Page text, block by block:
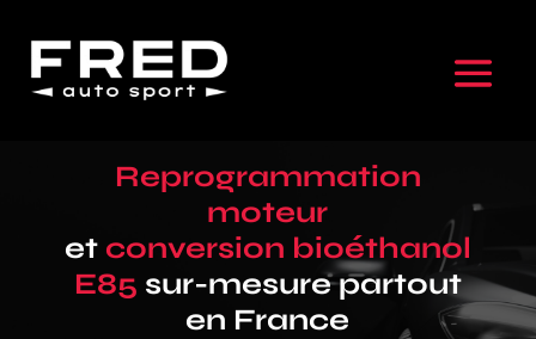
Reprogrammation
moteur
et conversion bioéthanol
E85 sur-mesure partout
en France